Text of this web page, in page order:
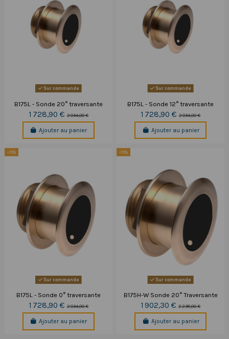
Sur commande
B175L - Sonde 20° traversante
1 728,90 € 2 034,00 €
Ajouter au panier
Sur commande
B175L - Sonde 12° traversante
1 728,90 €2 034,00 €
Ajouter au panier
-15%
Sur commande
B175L - Sonde 0° traversante
1 728,90 € 2 034,00 €
Ajouter au panier
-15%
Sur commande
B175H-W Sonde 20° Traversante
1 902,30 €2 238,00 €
Ajouter au panier